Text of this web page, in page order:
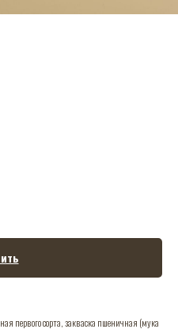
первого сорта, закваска пшеничная (мука